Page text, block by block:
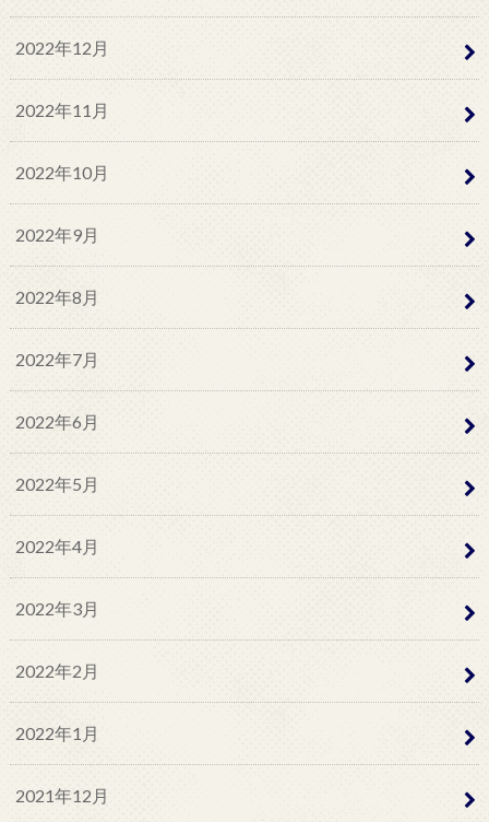
2022年12月
2022年11月
2022年10月
2022年9月
2022年8月
2022年7月
2022年6月
2022年5月
2022年4月
2022年3月
2022年2月
2022年1月
2021年12月